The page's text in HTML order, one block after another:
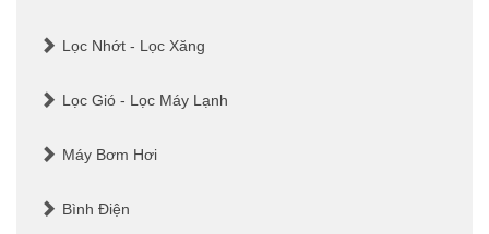
Lọc Nhớt - Lọc Xăng
Lọc Gió - Lọc Máy Lạnh
Máy Bơm Hơi
Bình Điện